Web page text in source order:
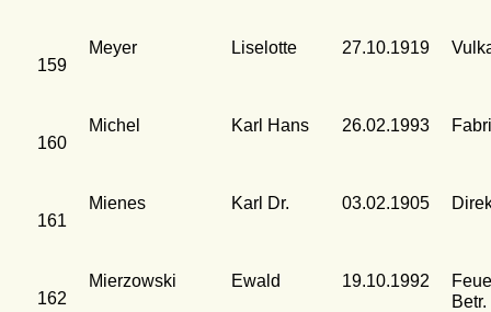
159
Meyer Liselotte 27.10.1919
160
Michel Karl Hans 26.02.1993
161
Mienes Karl Dr. 03.02.1905
162
Mierzowski Ewald 19.10.1992
Betr.